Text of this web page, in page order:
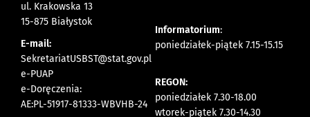
ul. Krakowska 13
15-875 Białystok
E-mail:
SekretariatUSBST@stat.gov.pl
e-PUAP
e-Doręczenia:
AE:PL-51917-81333-WBVHB-24
Informatorium:
poniedziałek-piątek 7.15-15.15
REGON:
poniedziałek 7.30-18.00
wtorek-piątek 7.30-14.30